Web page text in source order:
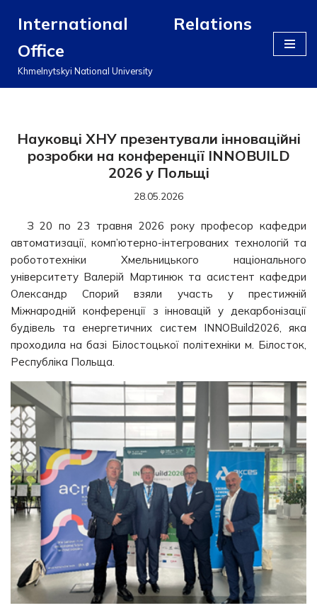
до
вмісту
International Relations
Office
Khmelnytskyi National University
Науковці ХНУ презентували інноваційні
розробки на конференції INNOBUILD
2026 у Польщі
28.05.2026
З 20 по 23 травня 2026 року професор кафедри
автоматизації, комп’ютерно-інтегрованих технологій та
робототехніки Хмельницького національного
університету Валерій Мартинюк та асистент кафедри
Олександр Спорий взяли участь у престижній
Міжнародній конференції з інновацій у декарбонізації
будівель та енергетичних систем INNOBuild2026, яка
проходила на базі Білостоцької політехніки м. Білосток,
Республіка Польща.